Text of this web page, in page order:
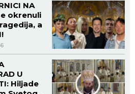
NA
okrenuli
a
U
Hiljade